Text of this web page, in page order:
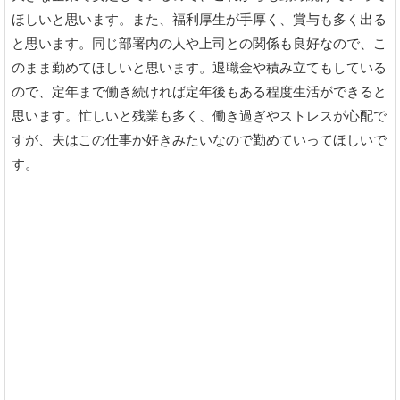
ほしいと思います。また、福利厚生が手厚く、賞与も多く出る
と思います。同じ部署内の人や上司との関係も良好なので、こ
のまま勤めてほしいと思います。退職金や積み立てもしている
ので、定年まで働き続ければ定年後もある程度生活ができると
思います。忙しいと残業も多く、働き過ぎやストレスが心配で
すが、夫はこの仕事か好きみたいなので勤めていってほしいで
す。